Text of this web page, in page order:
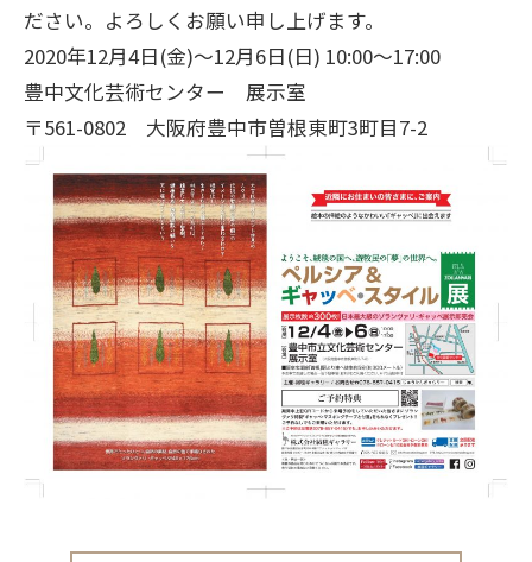
ださい。よろしくお願い申し上げます。
2020年12月4日(金)～12月6日(日) 10:00～17:00
豊中文化芸術センター 展示室
〒561-0802 大阪府豊中市曽根東町3町目7-2